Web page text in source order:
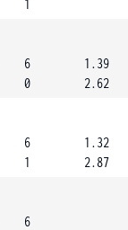
1
6
0
1.39
2.62
6
1
1.32
2.87
6